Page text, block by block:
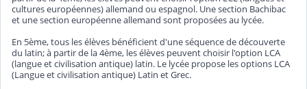
cultures européennes) allemand ou espagnol. Une section Bachibac
et une section européenne allemand sont proposées au lycée.
En 5ème, tous les élèves bénéficient d'une séquence de découverte
du latin; à partir de la 4ème, les élèves peuvent choisir l'option LCA
(langue et civilisation antique) latin. Le lycée propose les options LCA
(Langue et civilisation antique) Latin et Grec.